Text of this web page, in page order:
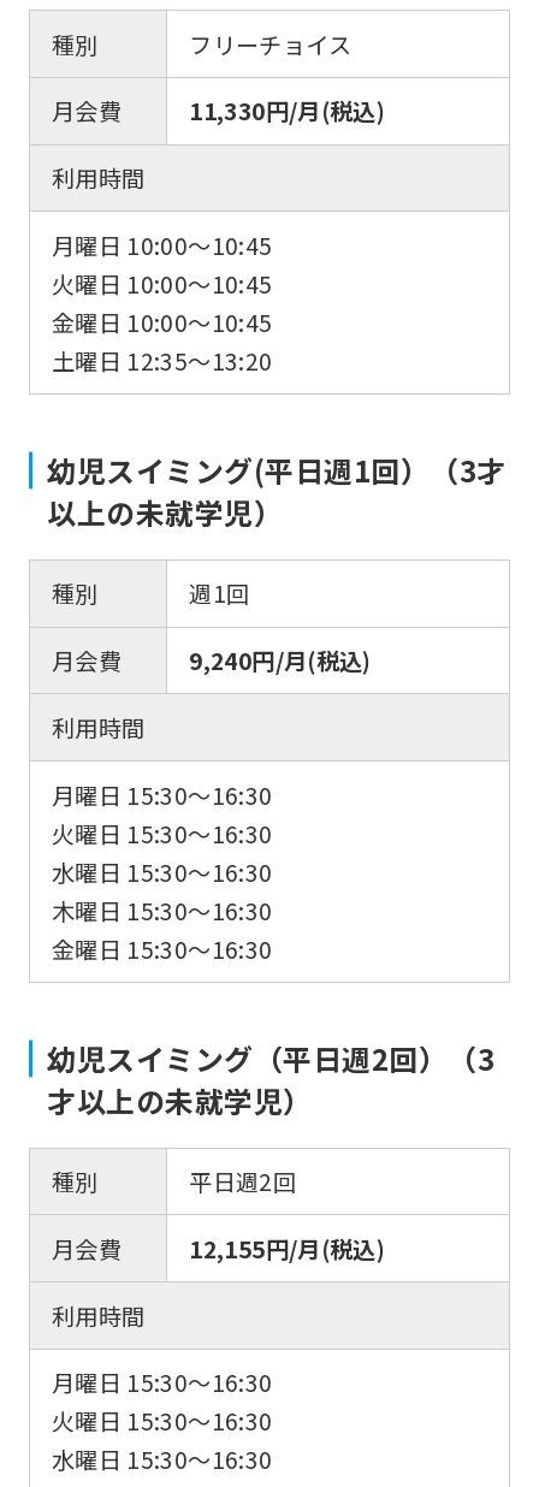
種別
フリーチョイス
月会費
11,330円/月(税込)
利用時間
月曜日 10:00〜10:45
火曜日 10:00〜10:45
金曜日 10:00〜10:45
土曜日 12:35〜13:20
幼児スイミング(平日週1回）（3才
以上の未就学児）
種別
週1回
月会費
9,240円/月(税込)
利用時間
月曜日 15:30〜16:30
火曜日 15:30〜16:30
水曜日 15:30〜16:30
木曜日 15:30〜16:30
金曜日 15:30〜16:30
幼児スイミング（平日週2回）（3
才以上の未就学児）
種別
平日週2回
月会費
12,155円/月(税込)
利用時間
月曜日 15:30〜16:30
火曜日 15:30〜16:30
水曜日 15:30〜16:30